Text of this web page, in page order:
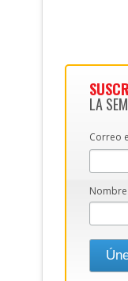
LA
Correo
Nombre